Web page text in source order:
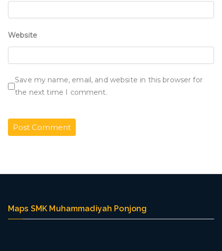
Website
Save my name, email, and website in this browser for
the next time I comment.
Maps SMK Muhammadiyah Ponjong